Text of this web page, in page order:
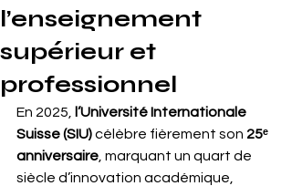
l’enseignement
supérieur et
professionnel
En 2025,
l’Université Internationale
Suisse (SIU) célèbre fièrement son 25ᵉ
anniversaire , marquant un quart de
siècle d’innovation académique,